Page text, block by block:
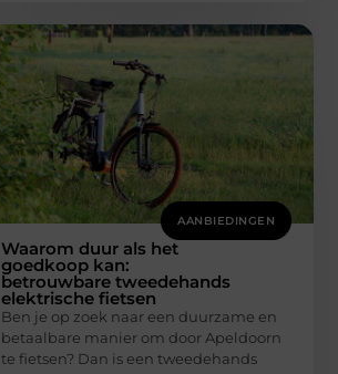
AANBIEDINGEN
Waarom duur als het
goedkoop kan:
betrouwbare tweedehands
elektrische fietsen
Ben je op zoek naar een duurzame en
betaalbare manier om door Apeldoorn
te fietsen? Dan is een tweedehands